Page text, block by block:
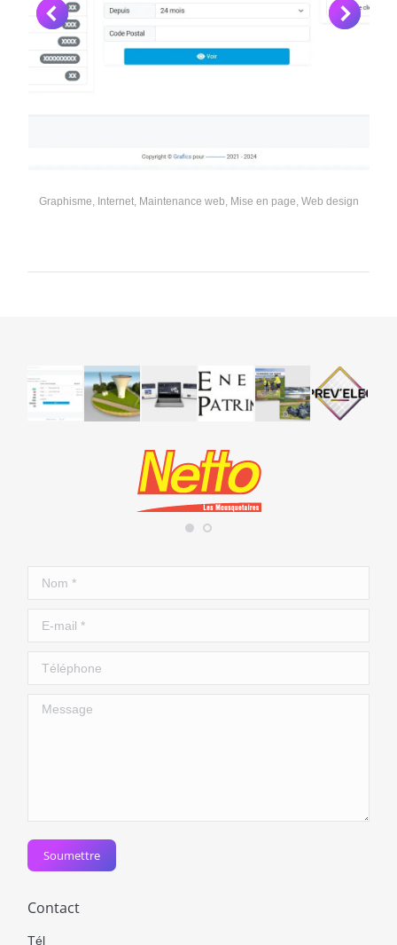
Graphisme, Internet, Maintenance web, Mise en page,Web design
Nom *
E-mail *
Téléphone
Message
Soumettre
Contact
Tél